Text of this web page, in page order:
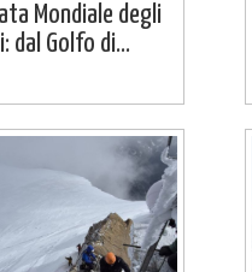
Mondiale degli
dal Golfo di...